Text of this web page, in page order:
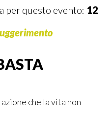
per questo evento: 12
che la vita non